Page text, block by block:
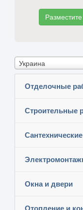
Украина
Отделочные
Строительные
Окна и двери
Отопление и